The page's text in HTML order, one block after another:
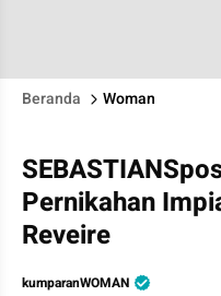
Beranda Woman
Pernikahan
Reveire
kumparanWOMAN